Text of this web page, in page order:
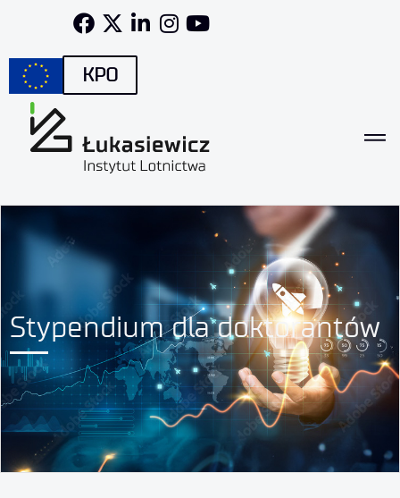
KPO
Stypendium dla doktorantów